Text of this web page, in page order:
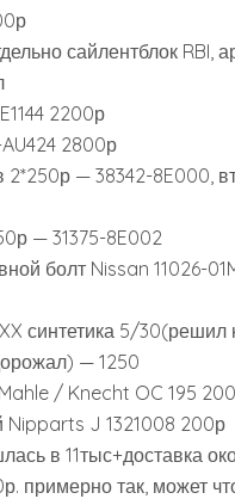
сайлентблок RBI,
2200р
2800р
2*250р — 38342-8E000,
— 31375-8E002
болт Nissan 11026-
синтетика 5/30(решил
— 1250
/ Knecht OC 195
J 1321008 200р
в 11тыс+доставка
примерно так, может